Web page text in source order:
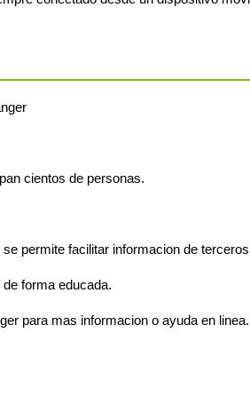
cientos de personas.
permite facilitar informacion de
forma educada.
para mas informacion o ayuda en linea.